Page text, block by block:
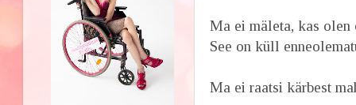
Ma ei mäleta, kas
See on küll
Ma ei raatsi kärbest